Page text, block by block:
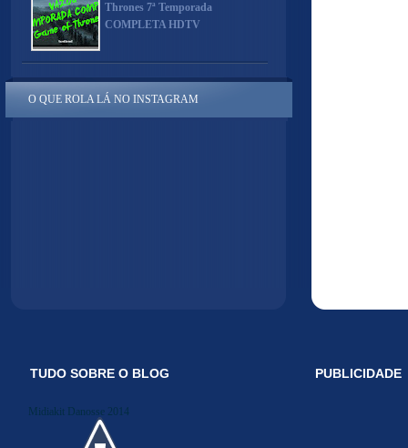
Thrones 7ª Temporada
COMPLETA HDTV
O QUE ROLA LÁ NO INSTAGRAM
TUDO SOBRE O BLOG
Midiakit Danosse 2014
PUBLICIDADE